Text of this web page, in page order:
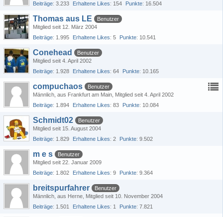
Beiträge 3.233 Erhaltene Likes 154 Punkte 16.504
Thomas aus LE
Benutzer
Mitglied seit 12. März 2004
Beiträge 1.995 Erhaltene Likes 5 Punkte 10.541
Conehead
Benutzer
Mitglied seit 4. April 2002
Beiträge 1.928 Erhaltene Likes 64 Punkte 10.165
compuchaos
Benutzer
Männlich aus Frankfurt am Main Mitglied seit 4. April 2002
Beiträge 1.894 Erhaltene Likes 83 Punkte 10.084
Schmidt02
Benutzer
Mitglied seit 15. August 2004
Beiträge 1.829 Erhaltene Likes 2 Punkte 9.502
m e s
Benutzer
Mitglied seit 22. Januar 2009
Beiträge 1.802 Erhaltene Likes 9 Punkte 9.364
breitspurfahrer
Benutzer
Männlich aus Herne Mitglied seit 10. November 2004
Beiträge 1.501 Erhaltene Likes 1 Punkte 7.821